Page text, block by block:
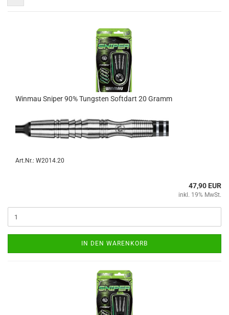
Win­mau Sni­per 90% Tungs­ten Softdart 20 Gramm
Art.Nr.: W2014.20
47,90 EUR
inkl. 19% MwSt.
IN DEN WARENKORB